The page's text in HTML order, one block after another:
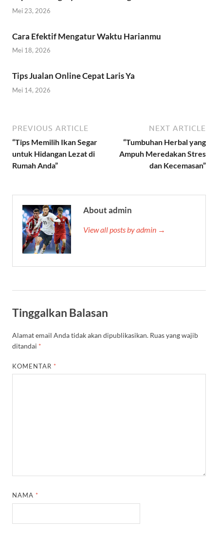
Mei 23, 2026
Cara Efektif Mengatur Waktu Harianmu
Mei 18, 2026
Tips Jualan Online Cepat Laris Ya
Mei 14, 2026
PREVIOUS ARTICLE
“Tips Memilih Ikan Segar
untuk Hidangan Lezat di
Rumah Anda”
NEXT ARTICLE
“Tumbuhan Herbal yang
Ampuh Meredakan Stres
dan Kecemasan”
About admin
View all posts by admin →
Tinggalkan Balasan
Alamat email Anda tidak akan dipublikasikan. Ruas yang wajib
ditandai *
KOMENTAR *
NAMA *